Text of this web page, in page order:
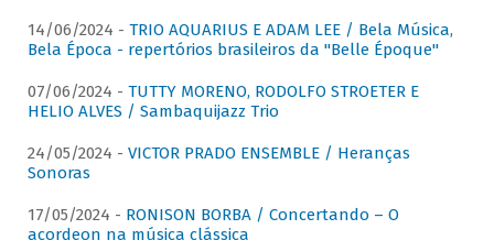
14/06/2024 - TRIO AQUARIUS E ADAM LEE / Bela Música,
Bela Época - repertórios brasileiros da "Belle Époque"
07/06/2024 - TUTTY MORENO, RODOLFO STROETER E
HELIO ALVES / Sambaquijazz Trio
24/05/2024 - VICTOR PRADO ENSEMBLE / Heranças
Sonoras
17/05/2024 - RONISON BORBA / Concertando – O
acordeon na música clássica